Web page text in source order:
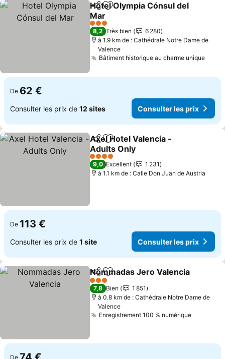
PartagerAjouter à mes favoris
Hotel Olympia Cónsul del
Mar
Consulter les prix
3 Étoiles
8,2 Très bien
6 280
à 1.9 km de : Cathédrale Notre Dame de
Valence
Bâtiment historique au charme unique
De 62 €
Consulter les prix de 12 sites Consulter les prix
PartagerAjouter à mes favoris
Axel Hotel Valencia -
Adults Only
Consulter les prix
4 Étoiles
9,0 Excellent
1 231
à 1.1 km de : Calle Don Juan de Austria
De 113 €
Consulter les prix de 1 site Consulter les prix
PartagerAjouter à mes favoris
Nommadas Jero Valencia
3 Étoiles
7,8 Bien
1 851
à 0.8 km de : Cathédrale Notre Dame de
Valence
Enregistrement 100 % numérique
De